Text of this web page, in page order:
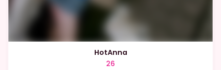
HotAnna
26